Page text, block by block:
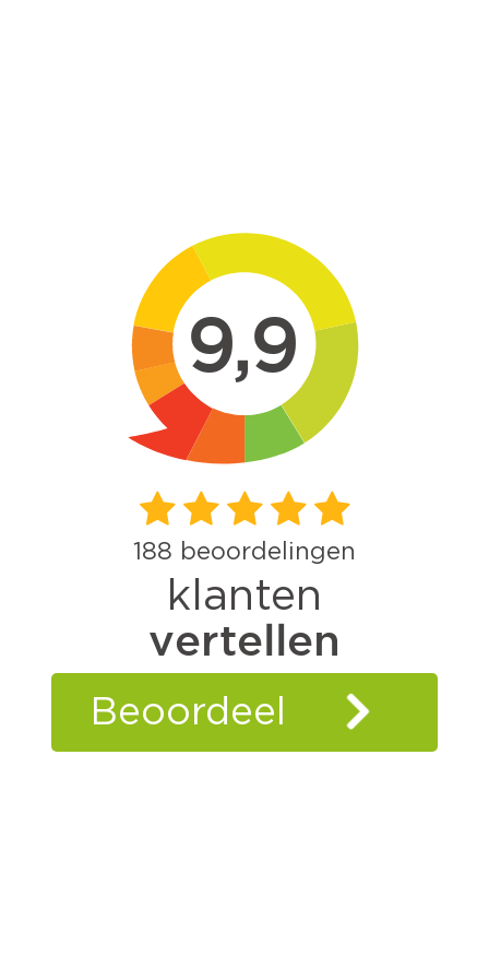
9,9
188 beoordelingen
klanten
vertellen
Beoordeel